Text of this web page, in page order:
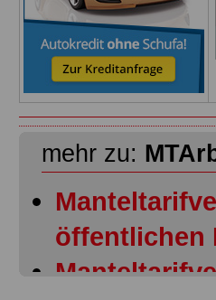
mehr zu:
öffentlichen